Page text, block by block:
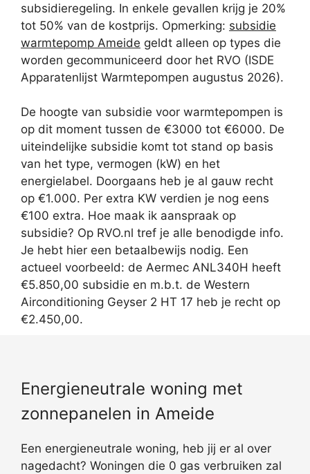
subsidieregeling. In enkele gevallen krijg je 20%
tot 50% van de kostprijs. Opmerking: subsidie
warmtepomp Ameide geldt alleen op types die
worden gecommuniceerd door het RVO (ISDE
Apparatenlijst Warmtepompen augustus 2026).
De hoogte van subsidie voor warmtepompen is
op dit moment tussen de €3000 tot €6000. De
uiteindelijke subsidie komt tot stand op basis
van het type, vermogen (kW) en het
energielabel. Doorgaans heb je al gauw recht
op €1.000. Per extra KW verdien je nog eens
€100 extra. Hoe maak ik aanspraak op
subsidie? Op RVO.nl tref je alle benodigde info.
Je hebt hier een betaalbewijs nodig. Een
actueel voorbeeld: de Aermec ANL340H heeft
€5.850,00 subsidie en m.b.t. de Western
Airconditioning Geyser 2 HT 17 heb je recht op
€2.450,00.
Energieneutrale woning met
zonnepanelen in Ameide
Een energieneutrale woning, heb jij er al over
nagedacht? Woningen die 0 gas verbruiken zal